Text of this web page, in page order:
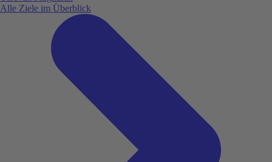
Alle Ziele im Überblick